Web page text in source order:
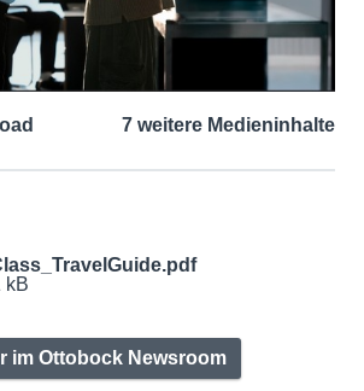
7 weitere Medieninhalte
kB
im Ottobock Newsroom